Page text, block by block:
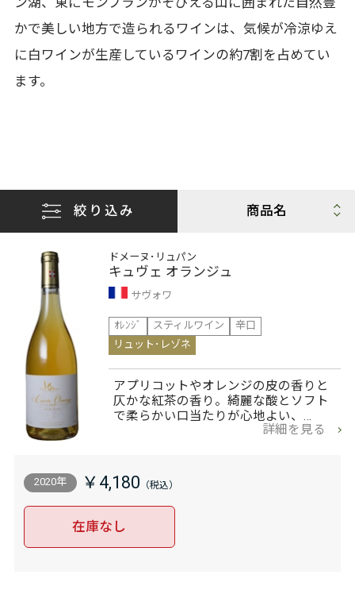
かで美しい地方で造られるワインは、気候が冷涼ゆえ
に白ワインが生産しているワインの約7割を占めてい
ます。
絞り込み
ドメーヌ･リュパン
キュヴェ オランジュ
サヴォワ
ｵﾚﾝｼﾞ
スティルワイン
辛口
リュット･レゾネ
アプリコットやオレンジの皮の香りと
仄かな紅茶の香り。綺麗な酸とソフト
で柔らかい口当たりが心地よい、…
詳細を見る
2020年 ￥4,180
在庫なし